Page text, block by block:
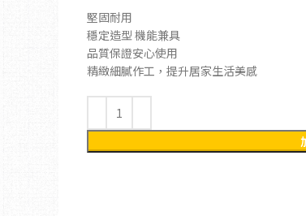
堅固耐用
穩定造型 機能兼具
品質保證安心使用
精緻細膩作工，提升居家生活美感